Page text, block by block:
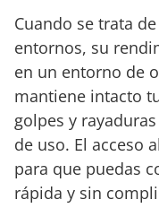
Cuando se trata
entornos, su
en un entorno de
mantiene intacto
golpes y
de uso. El acceso
para que puedas
rápida y sin